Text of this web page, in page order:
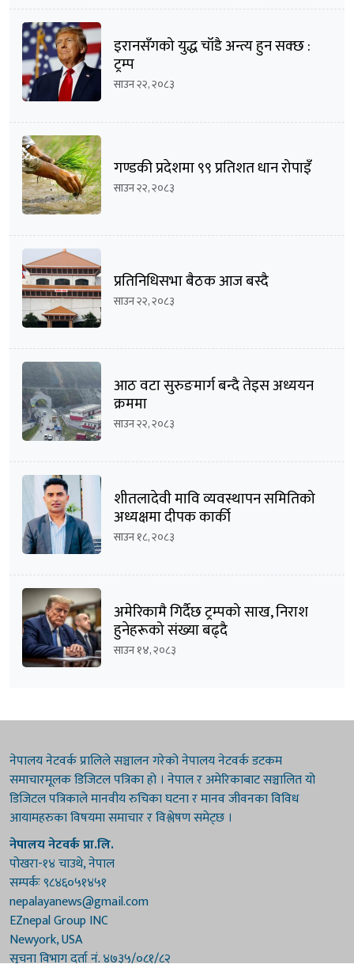
इरानसँगको युद्ध चाँडै अन्त्य हुन सक्छ :
ट्रम्प
साउन २२, २०८३
गण्डकी प्रदेशमा ९९ प्रतिशत धान रोपाइँ
साउन २२, २०८३
प्रतिनिधिसभा बैठक आज बस्दै
साउन २२, २०८३
आठ वटा सुरुङमार्ग बन्दै तेइस अध्ययन
क्रममा
साउन २२, २०८३
शीतलादेवी मावि व्यवस्थापन समितिको
अध्यक्षमा दीपक कार्की
साउन १८, २०८३
अमेरिकामै गिर्दैछ ट्रम्पको साख, निराश
हुनेहरूको संख्या बढ्दै
साउन १४, २०८३
नेपालय नेटवर्क प्रालिले सञ्चालन गरेको नेपालय नेटवर्क डटकम
समाचारमूलक डिजिटल पत्रिका हो । नेपाल र अमेरिकाबाट सञ्चालित यो
डिजिटल पत्रिकाले मानवीय रुचिका घटना र मानव जीवनका विविध
आयामहरुका विषयमा समाचार र विश्लेषण समेट्छ ।
नेपालय नेटवर्क प्रा.लि.
पोखरा-१४ चाउथे, नेपाल
सम्पर्कः ९८४६०५१४५१
nepalayanews@gmail.com
EZnepal Group INC
Newyork, USA
सूचना विभाग दर्ता नं. ४७३५/०८१/८२